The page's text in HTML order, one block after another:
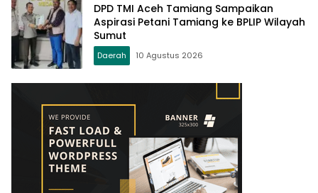
DPD TMI Aceh Tamiang Sampaikan
Aspirasi Petani Tamiang ke BPLIP Wilayah
Sumut
Daerah 10 Agustus 2026